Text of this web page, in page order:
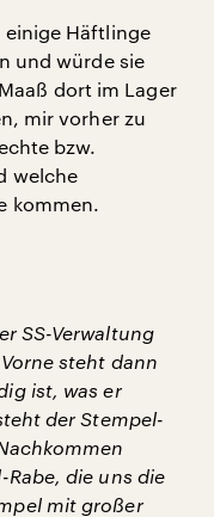
einige Häftlinge
und würde sie
dort im Lager
mir vorher zu
bzw.
welche
kommen.
SS-Verwaltung
steht dann
ist, was er
der Stempel-
Rabe, die uns die
mit großer